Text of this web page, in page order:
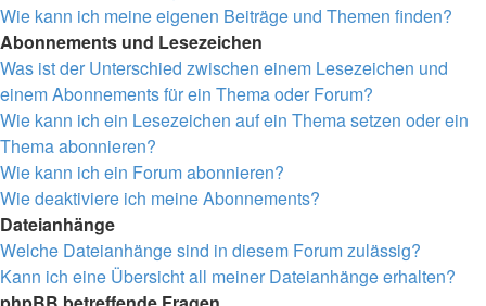
Wie kann ich meine eigenen Beiträge und Themen finden?
Abonnements und Lesezeichen
Was ist der Unterschied zwischen einem Lesezeichen und
einem Abonnements für ein Thema oder Forum?
Wie kann ich ein Lesezeichen auf ein Thema setzen oder ein
Thema abonnieren?
Wie kann ich ein Forum abonnieren?
Wie deaktiviere ich meine Abonnements?
Dateianhänge
Welche Dateianhänge sind in diesem Forum zulässig?
Kann ich eine Übersicht all meiner Dateianhänge erhalten?